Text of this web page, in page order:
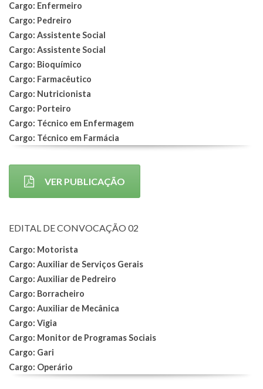
Cargo: Enfermeiro
Cargo: Pedreiro
Cargo: Assistente Social
Cargo: Assistente Social
Cargo: Bioquímico
Cargo: Farmacêutico
Cargo: Nutricionista
Cargo: Porteiro
Cargo: Técnico em Enfermagem
Cargo: Técnico em Farmácia
VER PUBLICAÇÃO
EDITAL DE CONVOCAÇÃO 02
Cargo: Motorista
Cargo: Auxiliar de Serviços Gerais
Cargo: Auxiliar de Pedreiro
Cargo: Borracheiro
Cargo: Auxiliar de Mecânica
Cargo: Vigia
Cargo: Monitor de Programas Sociais
Cargo: Gari
Cargo: Operário